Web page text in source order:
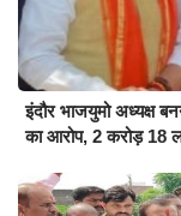
इंदौर भाजयुमो अध्यक्ष
का आरोप, 2 करोड़ 18